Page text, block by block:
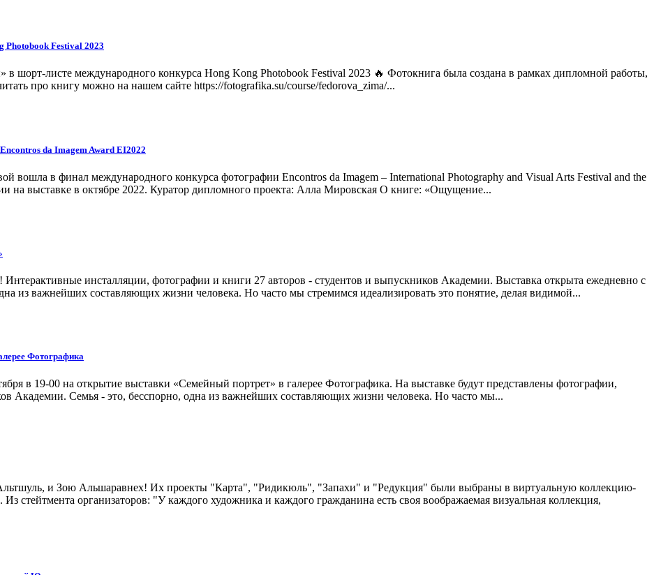
Photobook Festival 2023
листе международного конкурса Hong Kong Photobook Festival 2023 🔥 Фотокнига была создана в рамках дипломной работы,
про книгу можно на нашем сайте https://fotografika.su/course/fedorova_zima/...
da Imagem Award EI2022
в финал международного конкурса фотографии Encontros da Imagem – International Photography and Visual Arts Festival and the
на выставке в октябре 2022. Куратор дипломного проекта: Алла Мировская О книге: «Ощущение...
инсталляции, фотографии и книги 27 авторов - студентов и выпускников Академии. Выставка открыта ежедневно с
из важнейших составляющих жизни человека. Но часто мы стремимся идеализировать это понятие, делая видимой...
Фотографика
в 19-00 на открытие выставки «Семейный портрет» в галерее Фотографика. На выставке будут представлены фотографии,
Академии. Семья - это, бесспорно, одна из важнейших составляющих жизни человека. Но часто мы...
и Зою Альшаравнех! Их проекты "Карта", "Ридикюль", "Запахи" и "Редукция" были выбраны в виртуальную коллекцию-
стейтмента организаторов: "У каждого художника и каждого гражданина есть своя воображаемая визуальная коллекция,